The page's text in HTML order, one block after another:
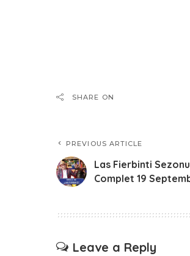
SHARE ON
PREVIOUS ARTICLE
Las Fierbinti
Complet 19
Leave a Reply